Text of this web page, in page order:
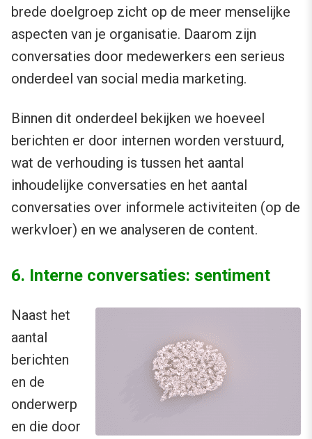
brede doelgroep zicht op de meer menselijke
aspecten van je organisatie. Daarom zijn
conversaties door medewerkers een serieus
onderdeel van social media marketing.
Binnen dit onderdeel bekijken we hoeveel
berichten er door internen worden verstuurd,
wat de verhouding is tussen het aantal
inhoudelijke conversaties en het aantal
conversaties over informele activiteiten (op de
werkvloer) en we analyseren de content.
6. Interne conversaties: sentiment
Naast het
aantal
berichten
en de
onderwerp
en die door